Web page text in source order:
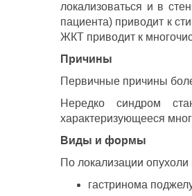
локализоваться и в
пациента) приводит к
ЖКТ приводит к
Причины
Первичные причины
Нередко синдром
характеризующееся
Виды и формы
По локализации
гастринома